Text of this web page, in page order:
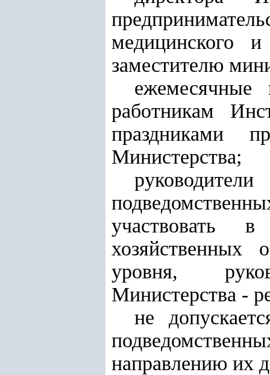
медицинского и
заместителю
работникам
праздниками
Министерства;
участвовать
хозяйственных
уровня,
Министерства -
не
направлению их